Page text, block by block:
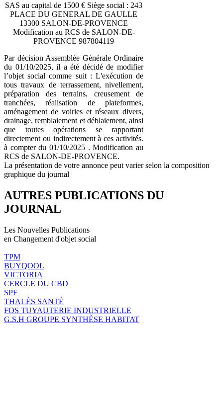
SAS au capital de 1500 € Siège social : 243
PLACE DU GENERAL DE GAULLE
13300 SALON-DE-PROVENCE
Modification au RCS de SALON-DE-
PROVENCE 987804119
Par décision Assemblée Générale Ordinaire
du 01/10/2025, il a été décidé de modifier
l’objet social comme suit : L'exécution de
tous travaux de terrassement, nivellement,
préparation des terrains, creusement de
tranchées, réalisation de plateformes,
aménagement de voiries et réseaux divers,
drainage, remblaiement et déblaiement, ainsi
que toutes opérations se rapportant
directement ou indirectement à ces activités.
à compter du 01/10/2025 . Modification au
RCS de SALON-DE-PROVENCE.
La présentation de votre annonce peut varier selon la composition
graphique du journal
AUTRES PUBLICATIONS DU
JOURNAL
Les Nouvelles Publications
en Changement d'objet social
TPM
BUYQOOL
VICTORIA
CERCLE DU CBD
SPF
THALÈS SANTÉ
FOS TUYAUTERIE INDUSTRIELLE
G.S.H GROUPE SYNTHÈSE HABITAT